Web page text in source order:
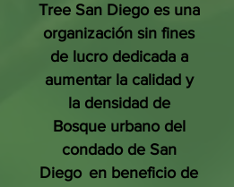
Tree San Diego es una
organización sin fines
de lucro dedicada a
aumentar la calidad y
la densidad de
Bosque urbano del
condado de San
Diego en beneficio de